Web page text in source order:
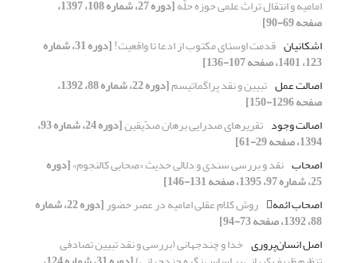
امامیه و انتقال تراث علمی حوزه حلّه [دوره 27، شماره 108، 1397،
صفحه 69-90]
اشکانیان قدمت اوستای مکتوب از ادعا تا واقعیت! [دوره 31، شماره
123، 1401، صفحه 107-136]
اصالت عمل تبیین و نقد پراگماتیسم [دوره 22، شماره 88، 1392،
صفحه 1296-150]
اصالت وجود تقریرهای صدرایی برهان صدّیقین [دوره 24، شماره 93،
1394، صفحه 29-61]
اصحاب نقد و بررسی سندی و دلالی حدیث «صحابی کالنجوم»[دوره
25، شماره 97، 1395، صفحه 131-146]
اصحاب ائمه
روش کلام عقلی امامیه در عصر حضور [دوره 22، شماره
88، 1392، صفحه 73-94]
اصل انسان‌پروری خدا و چندجهانی (بررسی و نقد تبیین تصادفی